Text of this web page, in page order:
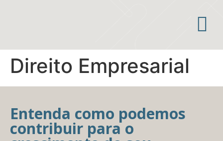
Direito Empresarial
Entenda como podemos
contribuir para o